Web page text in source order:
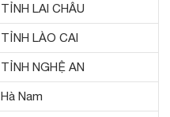
TỈNH LAI CHÂU
TỈNH LÀO CAI
TỈNH NGHỆ AN
Hà Nam